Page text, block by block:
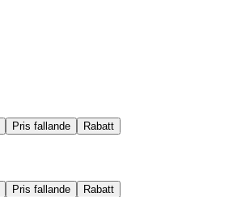
Pris fallande Rabatt
Pris fallande Rabatt